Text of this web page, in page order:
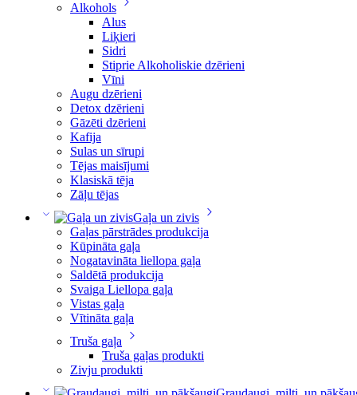
Alkohols
Alus
Liķieri
Sidri
Stiprie Alkoholiskie dzērieni
Vīni
Augu dzērieni
Detox dzērieni
Gāzēti dzērieni
Kafija
Sulas un sīrupi
Tējas maisījumi
Klasiskā tēja
Zāļu tējas
Gaļa un zivis
Gaļas pārstrādes produkcija
Kūpināta gaļa
Nogatavināta liellopa gaļa
Saldētā produkcija
Svaiga Liellopa gaļa
Vistas gaļa
Vītināta gaļa
Truša gaļa
Truša gaļas produkti
Zivju produkti